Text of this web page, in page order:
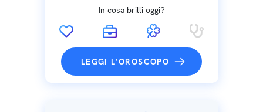
In cosa brilli oggi?
LEGGI L'OROSCOPO